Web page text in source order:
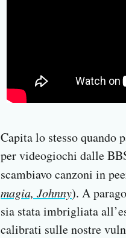
Capita lo stesso quando
per videogiochi dalle
scambiavo canzoni in
magia, Johnny). A
sia stata imbrigliata
calibrati sulle nostre